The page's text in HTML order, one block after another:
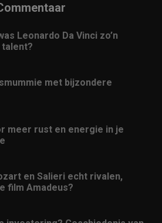
Leonardo Da Vinci zo’n
talent?
met bijzondere
meer rust en energie in je
en Salieri echt rivalen,
film Amadeus?